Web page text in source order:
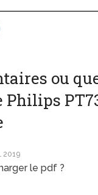
ou
Philips
2019
le pdf ?